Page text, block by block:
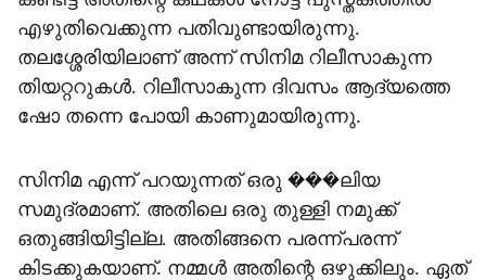
എഴുതിവെക്കുന്ന പതിവുണ്ടായിരുന്നു.
തലശ്ശേരിയിലാണ് അന്ന് സിനിമ റിലീസാകുന്ന
തിയറ്ററുകള്‍. റിലീസാകുന്ന ദിവസം ആദ്യത്തെ
ഷോ തന്നെ പോയി കാണുമായിരുന്നു.
സിനിമ എന്ന് പറയുന്നത് ഒരു ���ലിയ
സമുദ്രമാണ്. അതിലെ ഒരു തുള്ളി നമുക്ക്
ഒതുങ്ങിയിട്ടില്ല. അതിങ്ങനെ പരന്ന്പരന്ന്
കിടക്കുകയാണ്. നമ്മള്‍ അതിന്റെ ഒഴുക്കിലും. ഏത്